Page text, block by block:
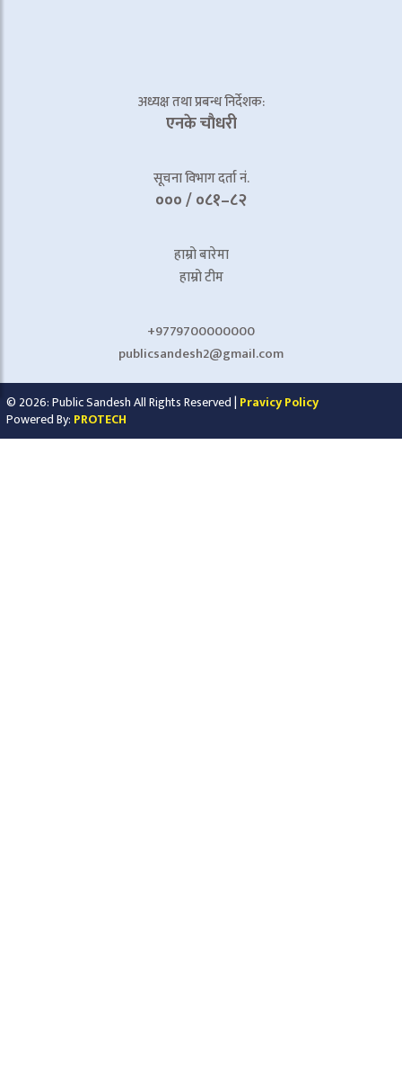
अध्यक्ष तथा प्रबन्ध निर्देशक:
एनके चाैधरी
सूचना विभाग दर्ता नं.
००० / ०८१–८२
हाम्रो बारेमा
हाम्रो टीम
+9779700000000
publicsandesh2@gmail.com
© 2026: Public Sandesh All Rights Reserved | Pravicy Policy
Powered By: PROTECH